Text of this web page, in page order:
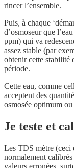
rincer l’ensemble.
Puis, à chaque
d’osmoseur que
ppm) qui va
assez stable (par
obtenir cette stabilité
période.
Cette eau, comme
acceptent des
osmosée optimum
Je teste et
Les TDS mètre (ceci
normalement
valeurs erronées,